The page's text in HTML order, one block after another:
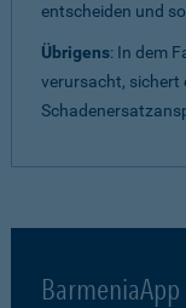
entscheiden und
Übrigens: In dem
verursacht, sichert
BarmeniaApp